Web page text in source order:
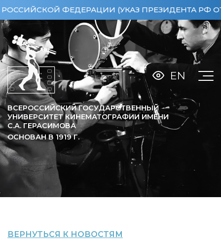
ФЕДЕРАЦИИ (УКАЗ ПРЕЗИДЕНТА РФ ОТ
ВСЕРОССИЙСКИЙ ГОСУДАРСТВЕННЫЙ
УНИВЕРСИТЕТ КИНЕМАТОГРАФИИ ИМЕНИ
С.А. ГЕРАСИМОВА
ОСНОВАН В 1919Г.
EN
ВЕРНУТЬСЯ К НОВОСТЯМ